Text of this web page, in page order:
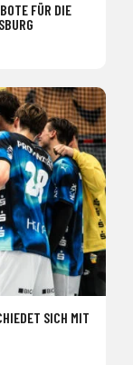
FÜR DIE
SICH MIT